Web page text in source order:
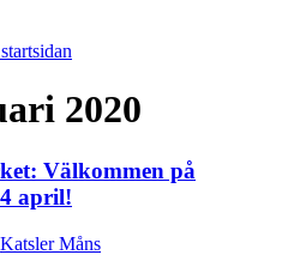
2020
Välkommen på
april!
Katsler Måns